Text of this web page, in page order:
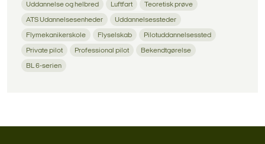
Uddannelse og helbred Luftfart Teoretisk prøve
ATS Udannelsesenheder Uddannelsessteder
Flymekanikerskole Flyselskab Pilotuddannelsessted
Private pilot Professional pilot Bekendtgørelse
BL 6-serien